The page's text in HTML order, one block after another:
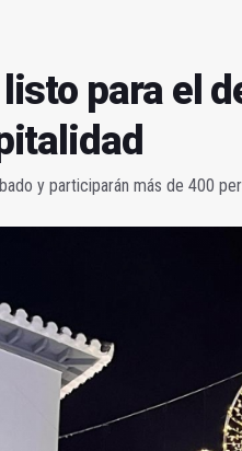
listo para el
y participarán más de 400